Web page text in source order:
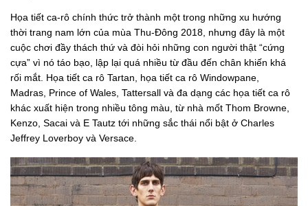
Họa tiết ca-rô chính thức trở thành một trong những xu hướng
thời trang nam lớn của mùa Thu-Đông 2018, nhưng đây là một
cuộc chơi đầy thách thứ và đòi hỏi những con người thật “cứng
cựa” vì nó táo bạo, lập lại quá nhiều từ đầu đến chân khiến khá
rối mắt. Họa tiết ca rô Tartan, họa tiết ca rô Windowpane,
Madras, Prince of Wales, Tattersall và đa dạng các họa tiết ca rô
khác xuất hiện trong nhiều tông màu, từ nhà mốt Thom Browne,
Kenzo, Sacai và E Tautz tới những sắc thái nổi bật ở Charles
Jeffrey Loverboy và Versace.